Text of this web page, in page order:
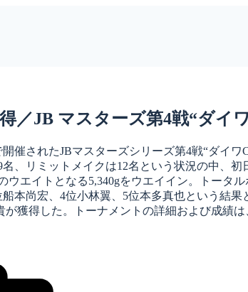
／JB マスターズ第4戦“ダイ
催されたJBマスターズシリーズ第4戦“ダイ
名、リミットメイクは12名という状況の中、
ウエイトとなる5,340gをウエイイン。トータ
本尚宏、4位小林翼、5位本多真也という結
獲得した。トーナメントの詳細および成績は